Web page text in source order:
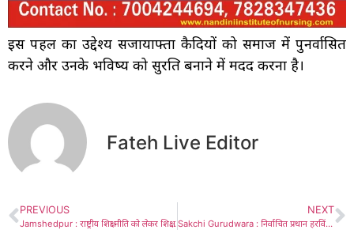
इस पहल का उद्देश्य सजायाफ्ता कैदियों को समाज में पुनर्वासित
करने और उनके भविष्य को सुरक्षित बनाने में मदद करना है।
Fateh Live Editor
PREVIOUS
Jamshedpur : राष्ट्रीय शिक्षा नीति को लेकर शिक्षकों और अभिभावकों के बीच स्पष्ट जानकारी जरूरी है : सरयू राय
NEXT
Sakchi Gurudwara : निर्वाचित प्रधान हरविंदर सिंह मंटू ने निशान सिंह पर बोला हमला, कहा – न्यायलय का फैसला आने तक गुरु घर की मर्यादा बनाये रखने में करें सहयोग